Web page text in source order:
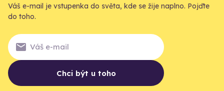
Váš e-mail je vstupenka do světa, kde se žije naplno. Pojďte
do toho.
Chci být u toho